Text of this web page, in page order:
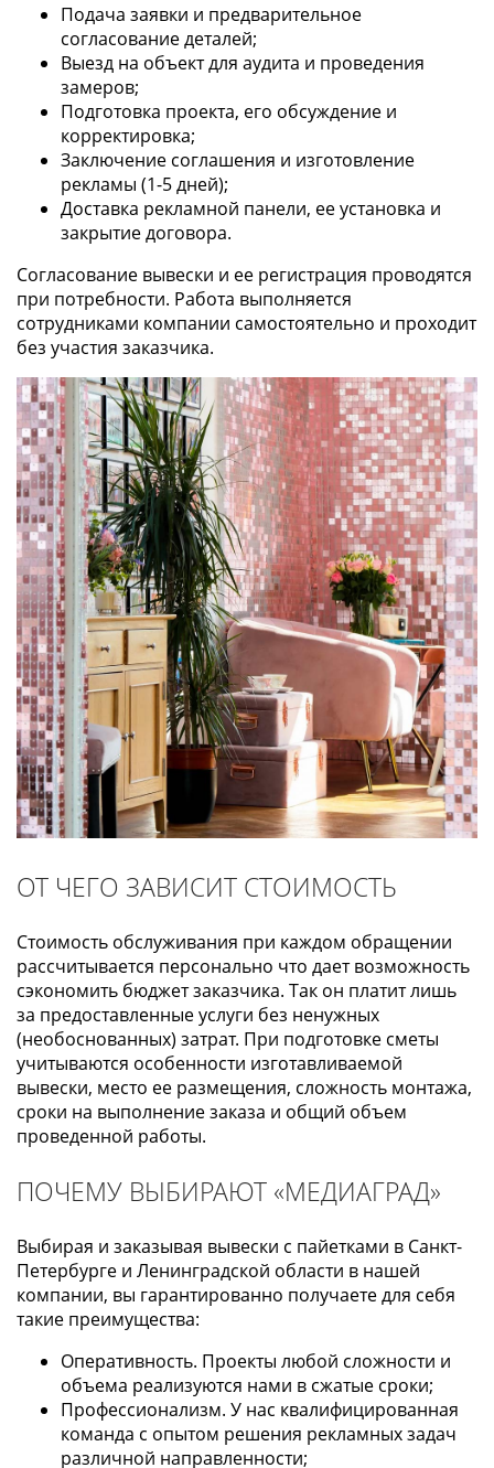
Подача заявки и предварительное
согласование деталей;
Выезд на объект для аудита и проведения
замеров;
Подготовка проекта, его обсуждение и
корректировка;
Заключение соглашения и изготовление
рекламы (1-5 дней);
Доставка рекламной панели, ее установка и
закрытие договора.
Согласование вывески и ее регистрация проводятся
при потребности. Работа выполняется
сотрудниками компании самостоятельно и проходит
без участия заказчика.
ОТ ЧЕГО ЗАВИСИТ СТОИМОСТЬ
Стоимость обслуживания при каждом обращении
рассчитывается персонально что дает возможность
сэкономить бюджет заказчика. Так он платит лишь
за предоставленные услуги без ненужных
(необоснованных) затрат. При подготовке сметы
учитываются особенности изготавливаемой
вывески, место ее размещения, сложность монтажа,
сроки на выполнение заказа и общий объем
проведенной работы.
ПОЧЕМУ ВЫБИРАЮТ «МЕДИАГРАД»
Выбирая и заказывая вывески с пайетками в Санкт-
Петербурге и Ленинградской области в нашей
компании, вы гарантированно получаете для себя
такие преимущества:
Оперативность. Проекты любой сложности и
объема реализуются нами в сжатые сроки;
Профессионализм. У нас квалифицированная
команда с опытом решения рекламных задач
различной направленности;